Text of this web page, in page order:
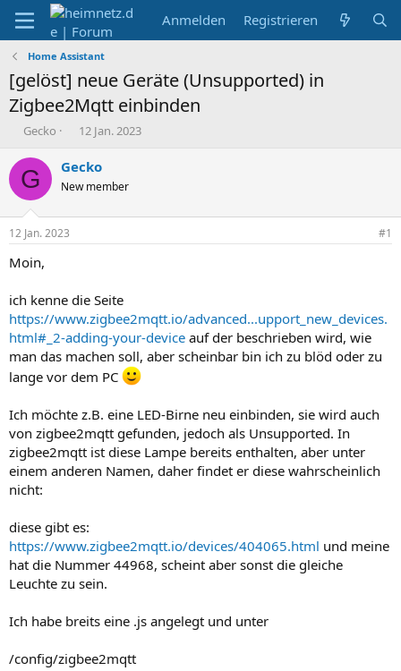
Anmelden Registrieren
Home Assistant
[gelöst] neue Geräte (Unsupported) in
Zigbee2Mqtt einbinden
E
s
t
e
r
Gecko
E
s
e
t
12 Jan. 2023
G Gecko
New member
12 Jan. 2023 #1
Moin,
ich kenne die Seite
https://www.zigbee2mqtt.io/advanced...upport_new_devices.
html#_2-adding-your-device auf der beschrieben wird, wie
man das machen soll, aber scheinbar bin ich zu blöd oder zu
lange vor dem PC
Ich möchte z.B. eine LED-Birne neu einbinden, sie wird auch
von zigbee2mqtt gefunden, jedoch als Unsupported. In
zigbee2mqtt ist diese Lampe bereits enthalten, aber unter
einem anderen Namen, daher findet er diese wahrscheinlich
nicht:
diese gibt es:
https://www.zigbee2mqtt.io/devices/404065.html und meine
hat die Nummer 44968, scheint aber sonst die gleiche
Leuchte zu sein.
Ich habe breits eine .js angelegt und unter
/config/zigbee2mqtt